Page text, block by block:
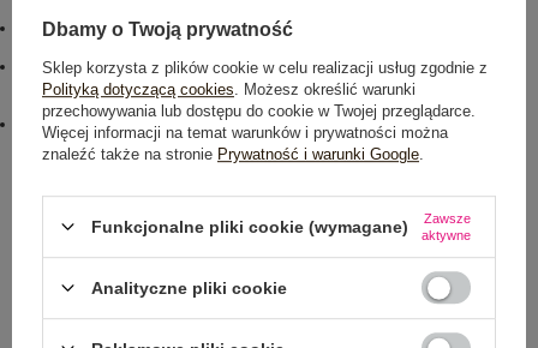
#cechy dodatkowe:
#modelka:
Modelka ma na sobie rozmiar S. Wymiary modelki: wzrost 179 cm,
biust 93 cm, talia 67 cm, biodra 93 cm
emblemat_FP:
txt_COTTON COMFORT#546070#FFFFFF dół,lewo,col
Centrum Logistyczne Nadarzyn
Dostępny
Dbamy o Twoją prywatność
Sklep korzysta z plików cookie w celu realizacji usług zgodnie z
Polityką dotyczącą cookies . Możesz określić warunki
przechowywania lub dostępu do cookie w Twojej przeglądarce.
Więcej informacji na temat warunków i prywatności można
znaleźć także na stronie Prywatność i warunki Google
Funkcjonalne pliki cookie (wymagane)
Zawsze
aktywne
Analityczne pliki cookie